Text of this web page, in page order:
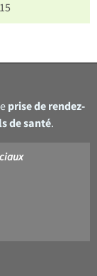
prise de rendez-
de santé.